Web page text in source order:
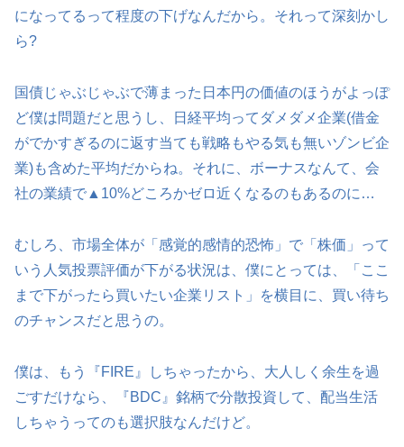
になってるって程度の下げなんだから。それって深刻かし
ら?
国債じゃぶじゃぶで薄まった日本円の価値のほうがよっぽ
ど僕は問題だと思うし、日経平均ってダメダメ企業(借金
がでかすぎるのに返す当ても戦略もやる気も無いゾンビ企
業)も含めた平均だからね。それに、ボーナスなんて、会
社の業績で▲10%どころかゼロ近くなるのもあるのに…
むしろ、市場全体が「感覚的感情的恐怖」で「株価」って
いう人気投票評価が下がる状況は、僕にとっては、「ここ
まで下がったら買いたい企業リスト」を横目に、買い待ち
のチャンスだと思うの。
僕は、もう『FIRE』しちゃったから、大人しく余生を過
ごすだけなら、『BDC』銘柄で分散投資して、配当生活
しちゃうってのも選択肢なんだけど。